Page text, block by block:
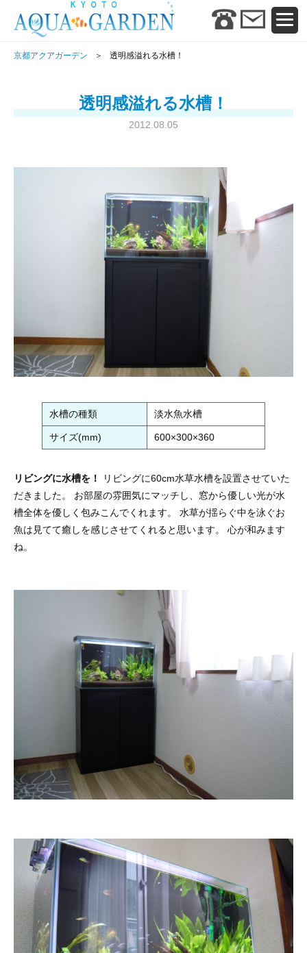
京都アクアガーデン 透明感溢れる水槽！
透明感溢れる水槽！
2012.08.05
水槽の種類 淡水魚水槽
サイズ(mm) 600×300×360
リビングに水槽を！
リビングに60cm水草水槽を設置させていた
だきました。 お部屋の雰囲気にマッチし、窓から優しい光が水
槽全体を優しく包みこんでくれます。 水草が揺らぐ中を泳ぐお
魚は見てて癒しを感じさせてくれると思います。 心が和みます
ね。